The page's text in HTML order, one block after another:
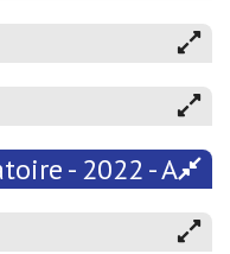
- 2022 -